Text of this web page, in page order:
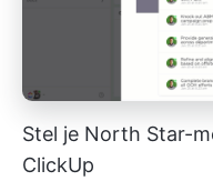
Stel je North Star-
ClickUp